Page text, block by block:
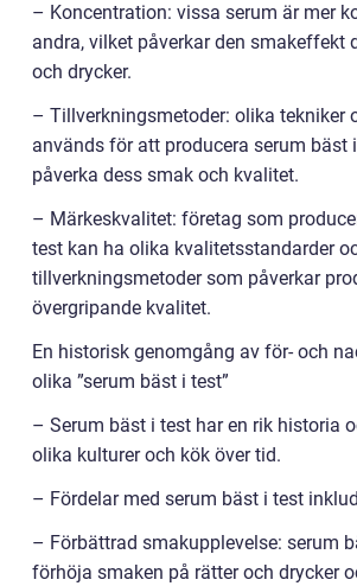
– Koncentration: vissa serum är mer
andra, vilket påverkar den smakeffekt
och drycker.
– Tillverkningsmetoder: olika tekniker
används för att producera serum bäst
påverka dess smak och kvalitet.
– Märkeskvalitet: företag som
test kan ha olika kvalitetsstandarder
tillverkningsmetoder som påverkar
övergripande kvalitet.
En historisk genomgång av för- och
olika ”serum bäst i test”
– Serum bäst i test har en rik historia
olika kulturer och kök över tid.
– Fördelar med serum bäst i test
– Förbättrad smakupplevelse: serum
förhöja smaken på rätter och drycker